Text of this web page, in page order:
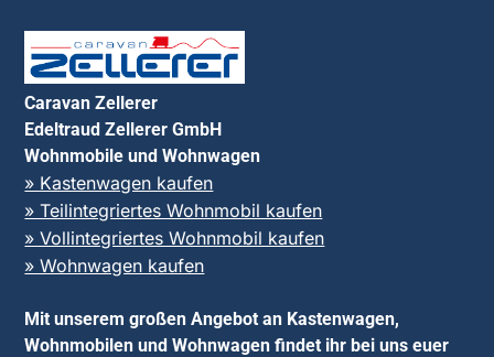
Caravan Zellerer
Edeltraud Zellerer GmbH
Wohnmobile und Wohnwagen
» Kastenwagen kaufen
» Teilintegriertes Wohnmobil kaufen
» Vollintegriertes Wohnmobil kaufen
» Wohnwagen kaufen
Mit unserem großen Angebot an Kastenwagen,
Wohnmobilen und Wohnwagen findet ihr bei uns euer